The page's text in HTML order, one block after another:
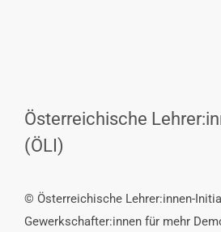
Österreichische
(ÖLI)
© Österreichische Lehrer:innen-
Gewerkschafter:innen für mehr